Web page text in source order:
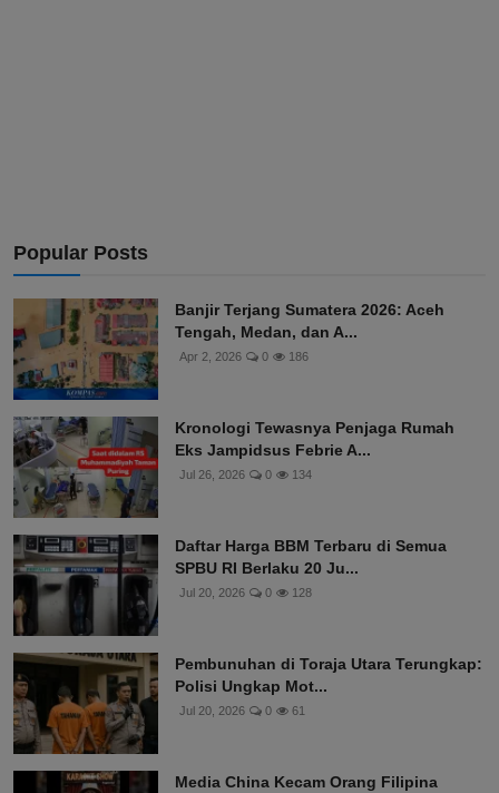
Popular Posts
Banjir Terjang Sumatera 2026: Aceh
Tengah, Medan, dan A...
Apr 2, 2026 0 186
Kronologi Tewasnya Penjaga Rumah
Eks Jampidsus Febrie A...
Jul 26, 2026 0 134
Daftar Harga BBM Terbaru di Semua
SPBU RI Berlaku 20 Ju...
Jul 20, 2026 0 128
Pembunuhan di Toraja Utara Terungkap:
Polisi Ungkap Mot...
Jul 20, 2026 0 61
Media China Kecam Orang Filipina